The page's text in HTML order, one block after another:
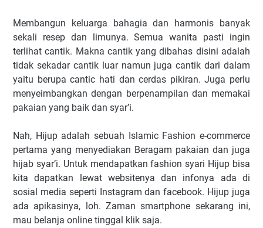
Membangun keluarga bahagia dan harmonis banyak
sekali resep dan limunya. Semua wanita pasti ingin
terlihat cantik. Makna cantik yang dibahas disini adalah
tidak sekadar cantik luar namun juga cantik dari dalam
yaitu berupa cantic hati dan cerdas pikiran. Juga perlu
menyeimbangkan dengan berpenampilan dan memakai
pakaian yang baik dan syar’i.
Nah, Hijup adalah sebuah Islamic Fashion e-commerce
pertama yang menyediakan Beragam pakaian dan juga
hijab syar’i. Untuk mendapatkan fashion syari Hijup bisa
kita dapatkan lewat websitenya dan infonya ada di
sosial media seperti Instagram dan facebook. Hijup juga
ada apikasinya, loh. Zaman smartphone sekarang ini,
mau belanja online tinggal klik saja.